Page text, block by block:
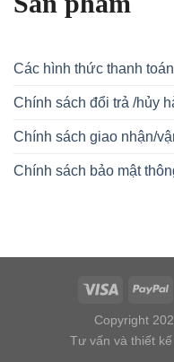
Các hình thức thanh toán
Chính sách đổi trả /hủy
Chính sách giao nhận/
Chính sách bảo mật
Copyright
Tư vấn và thiết kế